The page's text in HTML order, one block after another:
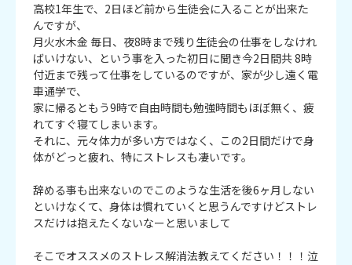
高校1年生で、2日ほど前から生徒会に入ることが出来た
んですが、
月火水木金 毎日、夜8時まで残り生徒会の仕事をしなけれ
ばいけない、という事を入った初日に聞き今2日間共 8時
付近まで残って仕事をしているのですが、家が少し遠く電
車通学で、
家に帰るともう9時で自由時間も勉強時間もほぼ無く、疲
れてすぐ寝てしまいます。
それに、元々体力が多い方ではなく、この2日間だけで身
体がどっと疲れ、特にストレスも凄いです。
辞める事も出来ないのでこのような生活を後6ヶ月しない
といけなくて、身体は慣れていくと思うんですけどストレ
スだけは抱えたくないなーと思いまして
そこでオススメのストレス解消法教えてください！！！泣